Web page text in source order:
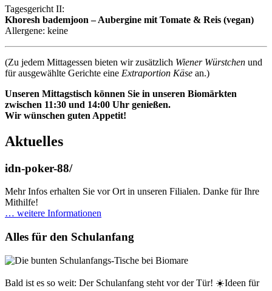
Tagesgericht II:
Khoresh bademjoon – Aubergine mit Tomate & Reis (vegan)
Allergene: keine
(Zu jedem Mittagessen bieten wir zusätzlich Wiener Würstchen und
für ausgewählte Gerichte eine Extraportion Käse an.)
Unseren Mittagstisch können Sie in unseren Biomärkten
zwischen 11:30 und 14:00 Uhr genießen.
Wir wünschen guten Appetit!
Aktuelles
idn-poker-88/
Mehr Infos erhalten Sie vor Ort in unseren Filialen. Danke für Ihre
Mithilfe!
… weitere Informationen
Alles für den Schulanfang
Bald ist es so weit: Der Schulanfang steht vor der Tür! ☀️Ideen für